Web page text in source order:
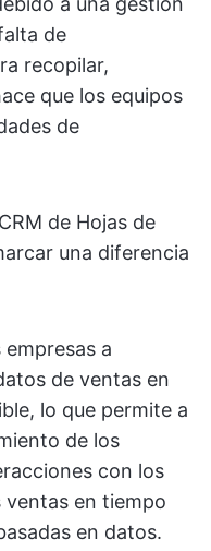
de
recopilar,
que los equipos
de
de Hojas de
una diferencia
a
de ventas en
lo que permite a
de los
con los
ventas en tiempo
en datos.